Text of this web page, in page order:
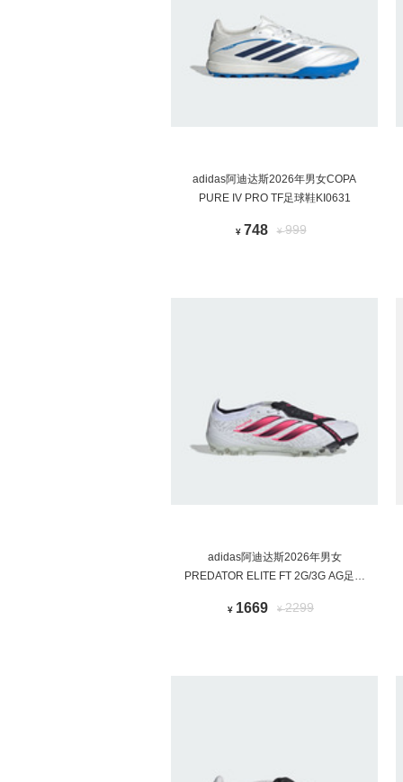
adidas阿迪达斯2026年男女COPA
PURE IV PRO TF足球鞋KI0631
¥ 748 ¥999
adidas阿迪达斯2026年男女
PREDATOR ELITE FT 2G/3G AG足球
¥ 1669 ¥2299